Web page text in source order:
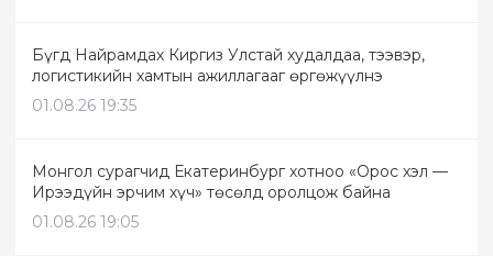
Бүгд Найрамдах Киргиз Улстай худалдаа, тээвэр,
логистикийн хамтын ажиллагааг өргөжүүлнэ
01.08.26 19:35
Монгол сурагчид Екатеринбург хотноо «Орос хэл —
Ирээдүйн эрчим хүч» төсөлд оролцож байна
01.08.26 19:05